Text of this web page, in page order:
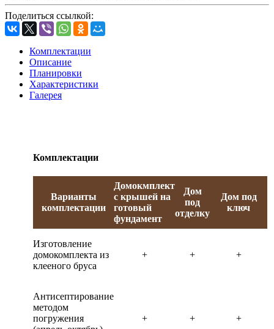
Поделиться ссылкой:
Комплектации
Описание
Планировки
Характеристики
Галерея
Комплектации
Варианты
комплектации
Домокмплект
с крышей на
готовый
фундамент
Дом
под
отделку
Дом под
ключ
Изготовление
домокомплекта из
клееного бруса
+ + +
Антисептирование
методом
погружения
+ + +